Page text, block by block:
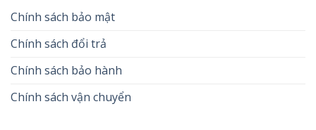
Chính sách bảo mật
Chính sách đổi trả
Chính sách bảo hành
Chính sách vận chuyển